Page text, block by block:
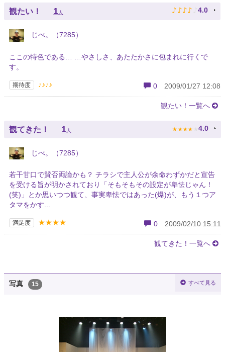
観たい！ 1人 ♪ ♪ ♪ ♪ ♪ 4.0
じべ。（7285）
ここの特色である… …やさしさ、あたたかさに包まれに行くで
す。
期待度 ♪♪♪♪ 0 2009/01/27 12:08
観たい！一覧へ
観てきた！ 1 人 ★ ★ ★ ★ ★ 4.0
じべ。（7285）
若干甘口で賛否両論かも？ チラシで主人公が余命わずかだと宣告
を受ける旨が明かされており「そもそもその設定が卑怯じゃん！
(笑)」とか思いつつ観て、事実卑怯ではあった(爆)が、もう１つア
タマをかす...
満足度 ★★★★ 0 2009/02/10 15:11
観てきた！一覧へ
写真 15 すべて見る